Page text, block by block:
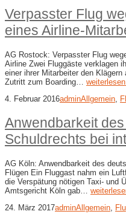
Verpasster Flug
eines Airline-
AG Rostock: Verpasster Flug
Airline Zwei Fluggäste verklagen
einer ihrer Mitarbeiter den
Zutritt zum Boarding…
4. Februar 2016adminAllgemein
Anwendbarkeit
Schuldrechts bei
AG Köln: Anwendbarkeit des
Flügen Ein Fluggast nahm ein
die Verspätung nötigen Taxi- und
Amtsgericht Köln gab…
24. März 2017adminAllgemein